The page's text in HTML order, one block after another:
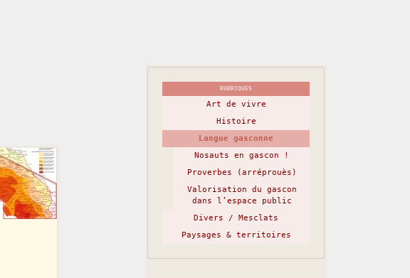
RUBRIQUES
Art de vivre
Histoire
Langue gasconne
Nosauts en gascon !
Proverbes (arréprouès)
Valorisation du gascon
dans l’espace public
Divers / Mesclats
Paysages & territoires